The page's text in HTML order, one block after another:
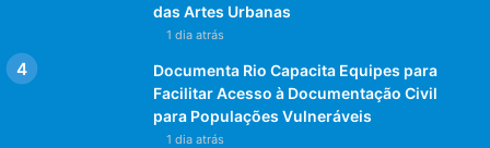
das Artes Urbanas
1 dia atrás
Documenta Rio Capacita Equipes para
Facilitar Acesso à Documentação Civil
para Populações Vulneráveis
1 dia atrás